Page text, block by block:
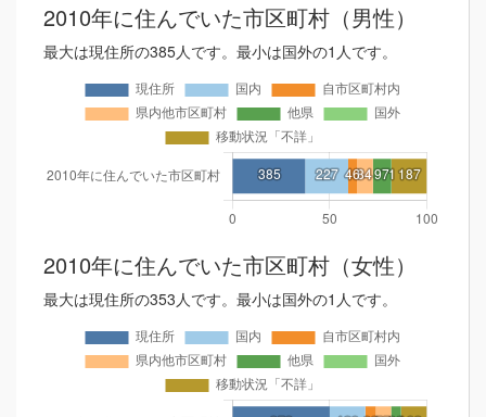
2010年に住んでいた市区町村（男性）
最大は現住所の385人です。最小は国外の1人です。
2010年に住んでいた市区町村（女性）
最大は現住所の353人です。最小は国外の1人です。